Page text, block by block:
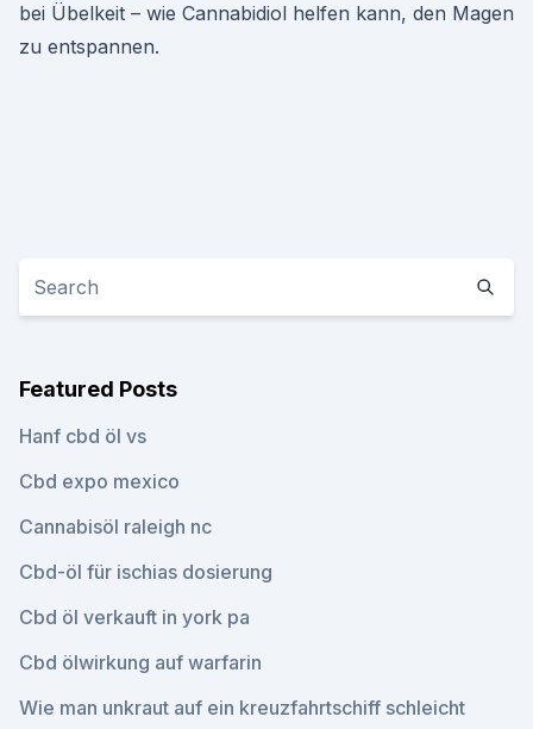
bei Übelkeit – wie Cannabidiol helfen kann, den Magen
zu entspannen.
Featured Posts
Hanf cbd öl vs
Cbd expo mexico
Cannabisöl raleigh nc
Cbd-öl für ischias dosierung
Cbd öl verkauft in york pa
Cbd ölwirkung auf warfarin
Wie man unkraut auf ein kreuzfahrtschiff schleicht